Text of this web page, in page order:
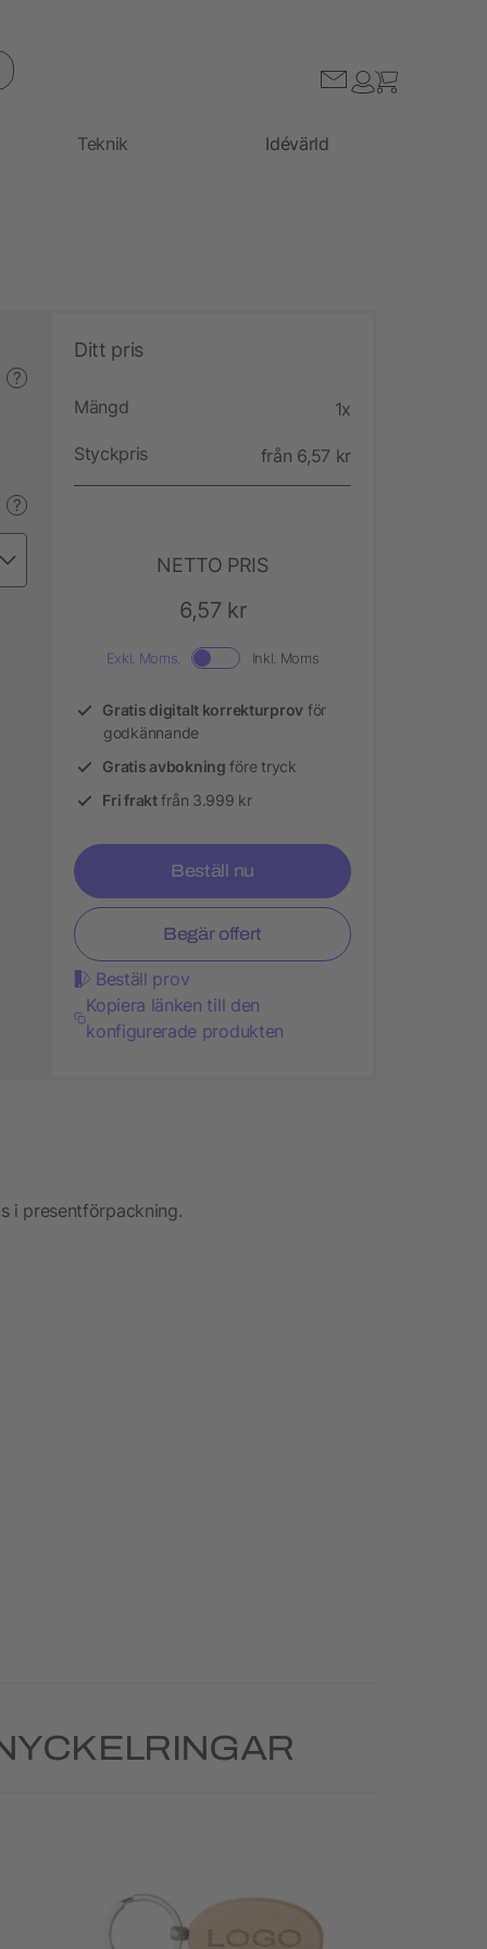
Teknik Idévärld
?
?
Ditt pris
Mängd 1x
Styckpris från 6,57 kr
NETTO PRIS
6,57 kr
Exkl. Moms. Inkl. Moms
Gratis digitalt korrekturprov för
godkännande
Gratis avbokning före tryck
Fri fraktfrån 3.999 kr
Beställ nu
Begär offert
Beställ prov
Kopiera länken till den
konfigurerade produkten
i presentförpackning.